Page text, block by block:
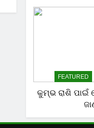
FEATURED
କୁମ୍ଭ ରାଶି ପାଇଁ